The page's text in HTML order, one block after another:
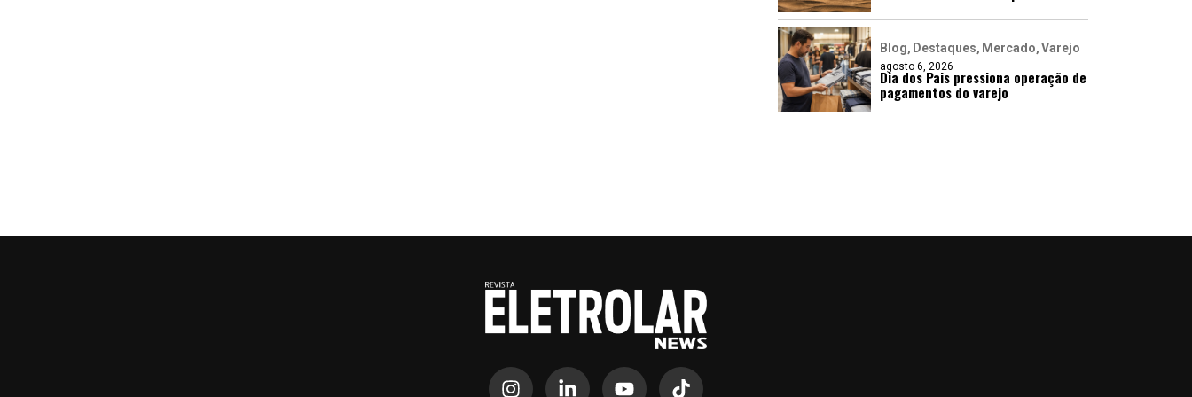
Blog Destaques Mercado Varejo
agosto 6, 2026
Dia dos Pais pressiona operação de
pagamentos do varejo